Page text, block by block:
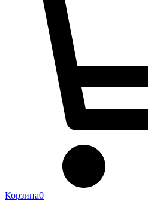
Корзина0